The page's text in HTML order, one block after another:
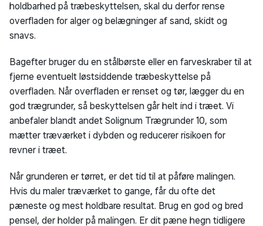
holdbarhed på træbeskyttelsen, skal du derfor rense
overfladen for alger og belægninger af sand, skidt og
snavs.
Bagefter bruger du en stålbørste eller en farveskraber til at
fjerne eventuelt løstsiddende træbeskyttelse på
overfladen. Når overfladen er renset og tør, lægger du en
god trægrunder, så beskyttelsen går helt ind i træet. Vi
anbefaler blandt andet Solignum Trægrunder 10, som
mætter træværket i dybden og reducerer risikoen for
revner i træet.
Når grunderen er tørret, er det tid til at påføre malingen.
Hvis du maler træværket to gange, får du ofte det
pæneste og mest holdbare resultat. Brug en god og bred
pensel, der holder på malingen. Er dit pæne hegn tidligere